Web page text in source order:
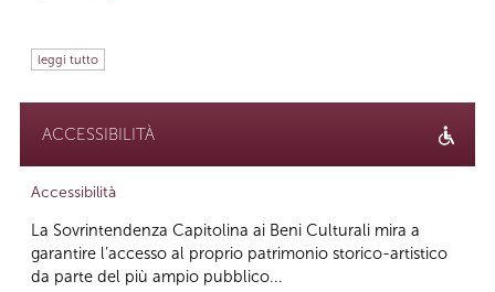
leggi tutto
ACCESSIBILITÀ
Accessibilità
La Sovrintendenza Capitolina ai Beni Culturali mira a
garantire l’accesso al proprio patrimonio storico-artistico
da parte del più ampio pubblico...